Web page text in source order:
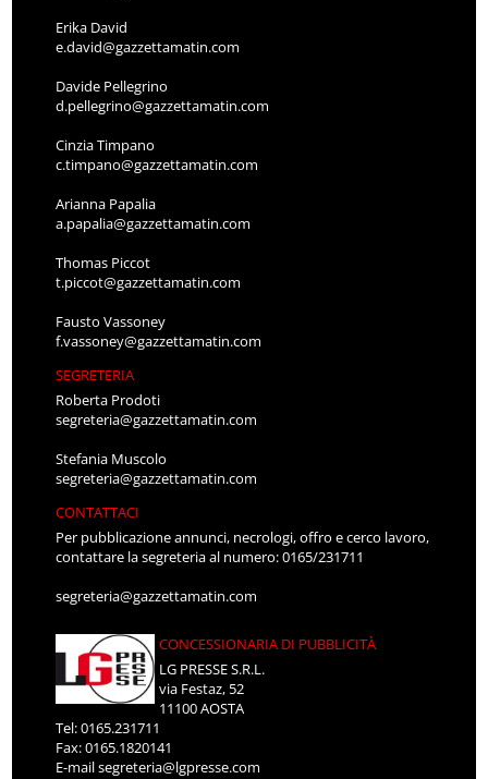
Erika David
e.david@gazzettamatin.com
Davide Pellegrino
d.pellegrino@gazzettamatin.com
Cinzia Timpano
c.timpano@gazzettamatin.com
Arianna Papalia
a.papalia@gazzettamatin.com
Thomas Piccot
t.piccot@gazzettamatin.com
Fausto Vassoney
f.vassoney@gazzettamatin.com
SEGRETERIA
Roberta Prodoti
segreteria@gazzettamatin.com
Stefania Muscolo
segreteria@gazzettamatin.com
CONTATTACI
Per pubblicazione annunci, necrologi, offro e cerco lavoro,
contattare la segreteria al numero: 0165/231711
segreteria@gazzettamatin.com
CONCESSIONARIA DI PUBBLICITÀ
LG PRESSE S.R.L.
via Festaz, 52
11100 AOSTA
Tel: 0165.231711
Fax: 0165.1820141
E-mailsegreteria@lgpresse.com